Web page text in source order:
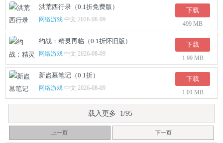
洪荒西行录（0.1折免费版）
网络游戏 中文 2026-08-09
下载
499 MB
约战：精灵再临（0.1折怀旧版）
网络游戏 中文 2026-08-09
下载
1.99 MB
新盗墓笔记（0.1折）
网络游戏 中文 2026-08-09
下载
1.01 MB
载入更多 1/95
上一页 下一页